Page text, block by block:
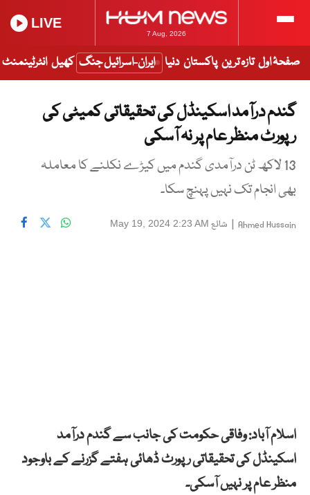
7 Aug, 2026
LIVE
صفحۂ اول تازہ ترین پاکستان دنیا ایران-اسرائیل جنگ کھیل انٹرٹینمنٹ
گندم درآمد اسکینڈل کی تحقیقاتی کمیٹی کی
رپورٹ منظر عام پر نہ آسکی
13 لاکھ ٹن درآمدی گندم میں کیڑے نکلنے کا معاملہ
بھی انجام تک نہیں پہنچ سکا۔
Ahmed Hussain
| شائع May 19, 2024 2:23 AM
اسلام آباد: وفاقی حکومت کی جانب سے گندم درآمد
اسکینڈل کی تحقیقاتی رپورٹ ڈھائی ہفتے گزرنے کے باوجود
منظر عام پر نہیں آسکی۔